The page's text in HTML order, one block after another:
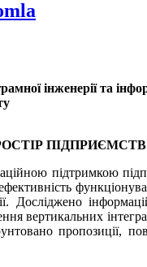
інженерії та
ПІДПРИЄМСТВ
підтримкою
Досліджено
вертикальних
пропозиції,